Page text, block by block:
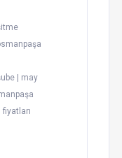
| may
fiyatları